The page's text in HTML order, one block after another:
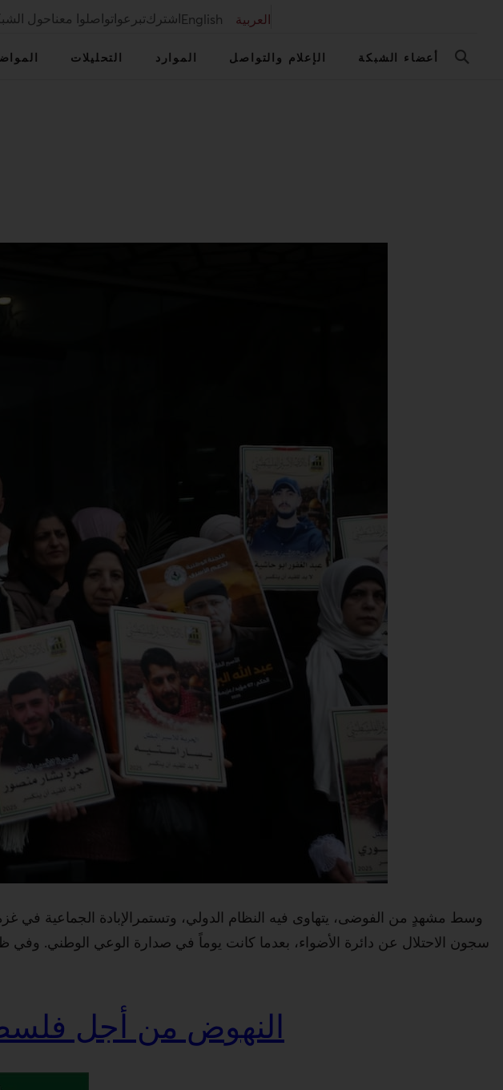
حولتواصلوا معناتبرعوااشتركEnglish العربية
التحليلات الموارد الإعلام والتواصل أعضاء الشبكة
وسط مشهدٍ من الفوضى، يتهاوى فيه النظام الدولي، وتستمرالإبادة الجماعية في
سجون الاحتلال عن دائرة الأضواء، بعدما كانت يوماً في صدارة الوعي الوطني. وفي
النهوض من أجل